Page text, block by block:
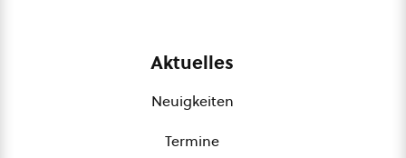
Aktuelles
Neuigkeiten
Termine